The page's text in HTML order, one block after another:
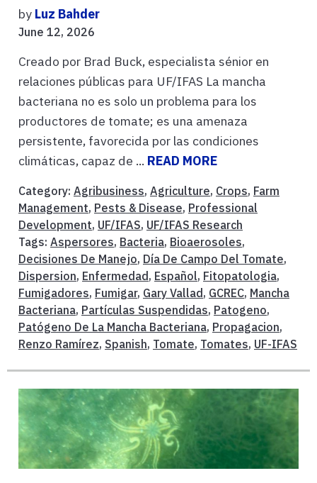
by Luz Bahder
June 12, 2026
Creado por Brad Buck, especialista sénior en
relaciones públicas para UF/IFAS La mancha
bacteriana no es solo un problema para los
productores de tomate; es una amenaza
persistente, favorecida por las condiciones
climáticas, capaz de ... READ MORE
Category: Agribusiness, Agriculture, Crops, Farm
Management, Pests & Disease, Professional
Development, UF/IFAS, UF/IFAS Research
Tags: Aspersores, Bacteria, Bioaerosoles,
Decisiones De Manejo, Día De Campo Del Tomate,
Dispersion, Enfermedad , Español, Fitopatologia,
Fumigadores, Fumigar, Gary Vallad , GCREC, Mancha
Bacteriana, Partículas Suspendidas, Patogeno,
Patógeno De La Mancha Bacteriana, Propagacion,
Renzo Ramírez, Spanish, Tomate, Tomates, UF-IFAS